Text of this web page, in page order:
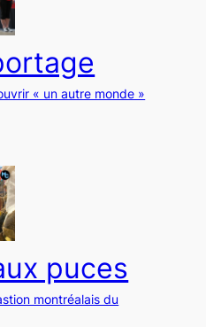
« un autre monde »
puces
montréalais du